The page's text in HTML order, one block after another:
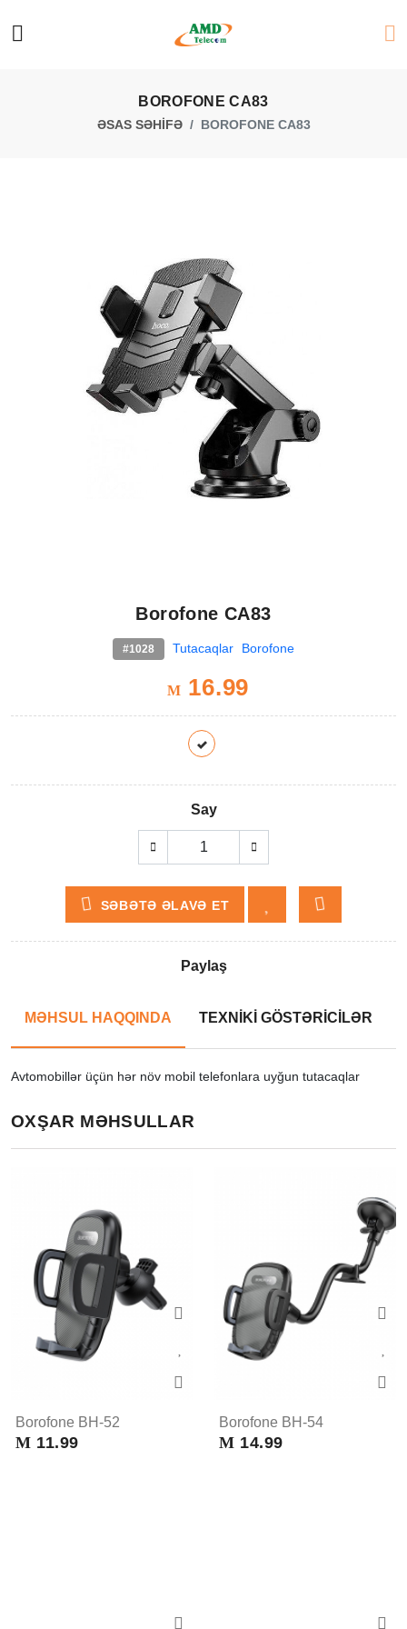
BOROFONE CA83
ƏSAS SƏHİFƏ BOROFONE CA83
Borofone CA83
#1028 Tutacaqlar Borofone
M 16.99
Say
SƏBƏTƏ ƏLAVƏ ET
Paylaş
MƏHSUL HAQQINDA TEXNİKİ GÖSTƏRİCİLƏR
Avtomobillər üçün hər növ mobil telefonlara uyğun tutacaqlar
OXŞAR MƏHSULLAR
Borofone BH-52
M 11.99
Borofone BH-54
M 14.99